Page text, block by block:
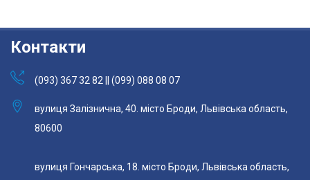
Контакти
(093) 367 32 82 || (099) 088 08 07
вулиця Залізнична, 40. місто Броди, Львівська область,
80600
вулиця Гончарська, 18. місто Броди, Львівська область,